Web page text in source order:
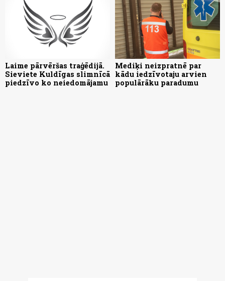
Laime pārvēršas traģēdijā.
Sieviete Kuldīgas slimnīcā
piedzīvo ko neiedomājamu
Mediķi neizpratnē par
kādu iedzīvotaju arvien
populārāku paradumu